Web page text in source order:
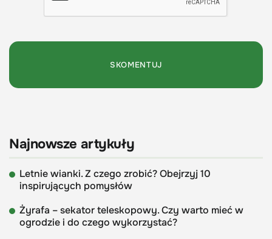
Najnowsze artykuły
Letnie wianki. Z czego zrobić? Obejrzyj 10
inspirujących pomysłów
Żyrafa – sekator teleskopowy. Czy warto mieć w
ogrodzie i do czego wykorzystać?